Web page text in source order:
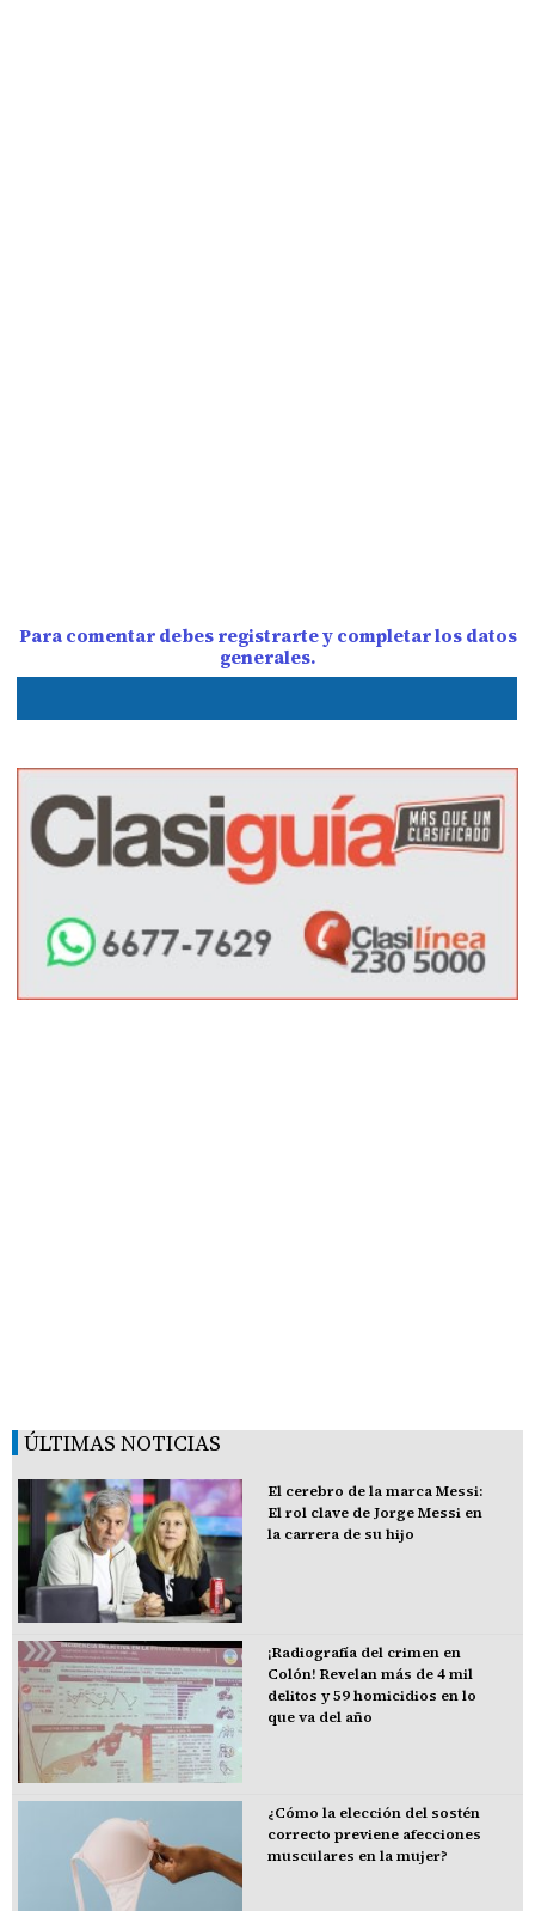
Para comentar debes registrarte y completar los datos
generales.
ÚLTIMAS NOTICIAS
El cerebro de la marca Messi:
El rol clave de Jorge Messi en
la carrera de su hijo
¡Radiografía del crimen en
Colón! Revelan más de 4 mil
delitos y 59 homicidios en lo
que va del año
¿Cómo la elección del sostén
correcto previene afecciones
musculares en la mujer?